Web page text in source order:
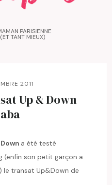
PARISIENNE
TANT MIEUX)
2011
Up & Down
a été testé
(enfin son petit garçon a
transat Up&Down de